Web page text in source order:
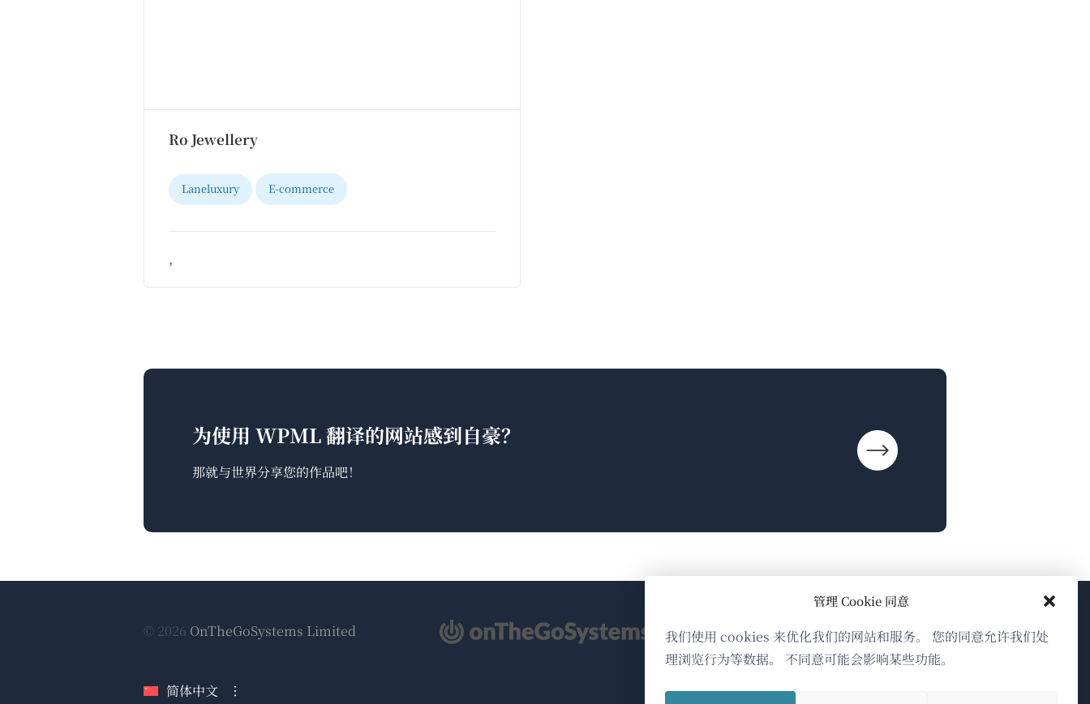
管理 Cookie 同意
我们使用 cookies 来优化我们的网站和服务。 您的同意允许我们处
理浏览行为等数据。 不同意可能会影响某些功能。
Ro Jewellery
Laneluxury E-commerce
,
为使用 WPML 翻译的网站感到自豪？
那就与世界分享您的作品吧！
© 2026 OnTheGoSystems Limited
简体中文
关于WPML
GDPR与隐私政策